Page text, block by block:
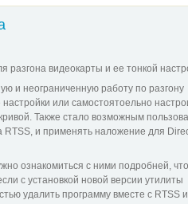
разгона видеокарты и ее тонкой
и неограниченную работу по разгону
или самостоятоельно
Также стало возможным
и применять наложение для
ознакомиться с ними подробней,
с установкой новой версии утилиты
удалить программу вместе с RTSS и